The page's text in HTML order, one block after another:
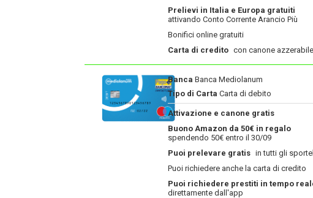
Prelievi in Italia e Europa gratuiti
attivando Conto Corrente Arancio Più
Bonifici online gratuiti
Carta di credito con canone azzerabile
Banca Banca Mediolanum
Tipo di Carta Carta di debito
Attivazione e canone gratis
Buono Amazon da 50€ in regalo
spendendo 50€ entro il 30/09
Puoi prelevare gratis in tutti gli
Puoi richiedere anche la carta di credito
Puoi richiedere prestiti in tempo
direttamente dall'app